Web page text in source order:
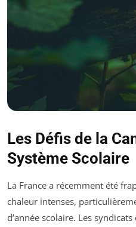
Les Défis de la
Système Scolaire
La France a récemment été
chaleur intenses,
d’année scolaire. Les